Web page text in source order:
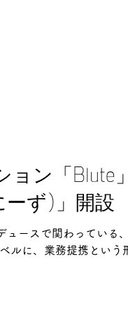
ョン「Blute
ーず)」開設
ュースで関わっている
ルに、業務提携という